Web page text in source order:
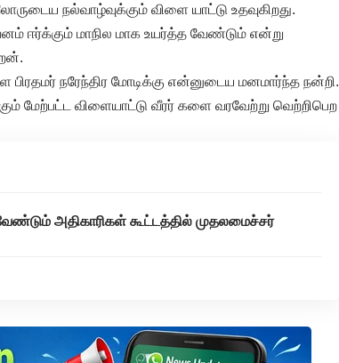
நல்வாழ்வுக்கும் விளை யாட்டு உதவுகிறது.
ஈர்க்கும் மாநில மாக உயர்த்த வேண்டும் என்று
நரேந்திர மோடிக்கு என்னுடைய மனமார்ந்த நன்றி.
மேற்பட்ட விளையாட்டு வீரர் களை வரவேற்று வெற்றிபெற
அதிகாரிகள் கூட்டத்தில் முதலமைச்சர்